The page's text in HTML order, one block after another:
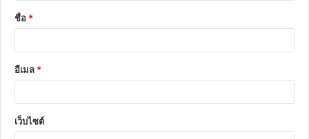
ชื่อ *
อีเมล *
เว็บไซต์